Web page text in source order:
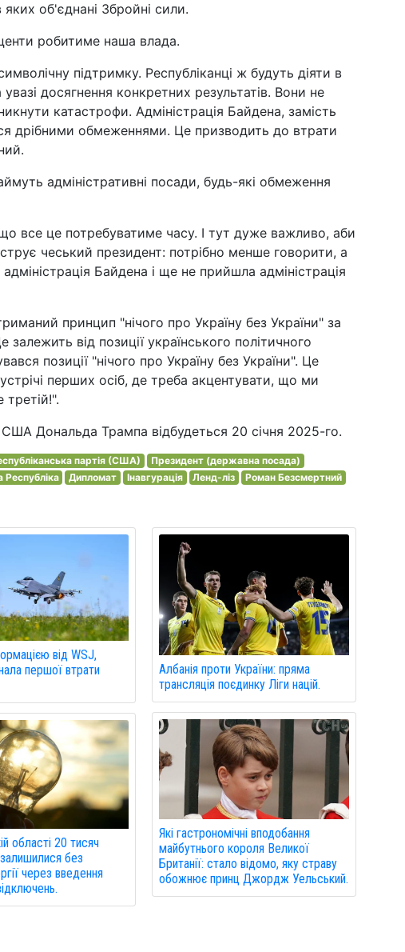
об'єднані Збройні сили.
робитиме наша влада.
підтримку. Республіканці ж будуть діяти в
досягнення конкретних результатів. Вони не
катастрофи. Адміністрація Байдена, замість
дрібними обмеженнями. Це призводить до втрати
адміністративні посади, будь-які обмеження
все це потребуватиме часу. І тут дуже важливо, аби
чеський президент: потрібно менше говорити, а
Байдена і ще не прийшла адміністрація
принцип "нічого про Україну без України" за
від позиції українського політичного
позиції "нічого про Україну без України". Це
перших осіб, де треба акцентувати, що ми
Дональда Трампа відбудеться 20 січня 2025-го.
партія (США)
Президент (державна посада)
Республіка Дипломат Інавгурація Ленд-ліз Роман Безсмертний
від WSJ,
першої втрати
області 20 тисяч
без
через введення
Албанія проти України: пряма
трансляція поєдинку Ліги націй.
Які гастрономічні вподобання
майбутнього короля Великої
Британії: стало відомо, яку страву
обожнює принц Джордж Уельський.